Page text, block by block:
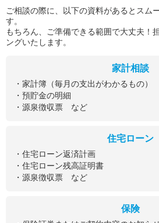
ご相談の際に、以下の資料があるとスム
す。
もちろん、ご準備できる範囲で大丈夫！
ングいたします。
家計相談
・家計簿（毎月の支出がわかるもの）
・預貯金の明細
・源泉徴収票 など
住宅ローン
・住宅ローン返済計画
・住宅ローン残高証明書
・源泉徴収票 など
保険